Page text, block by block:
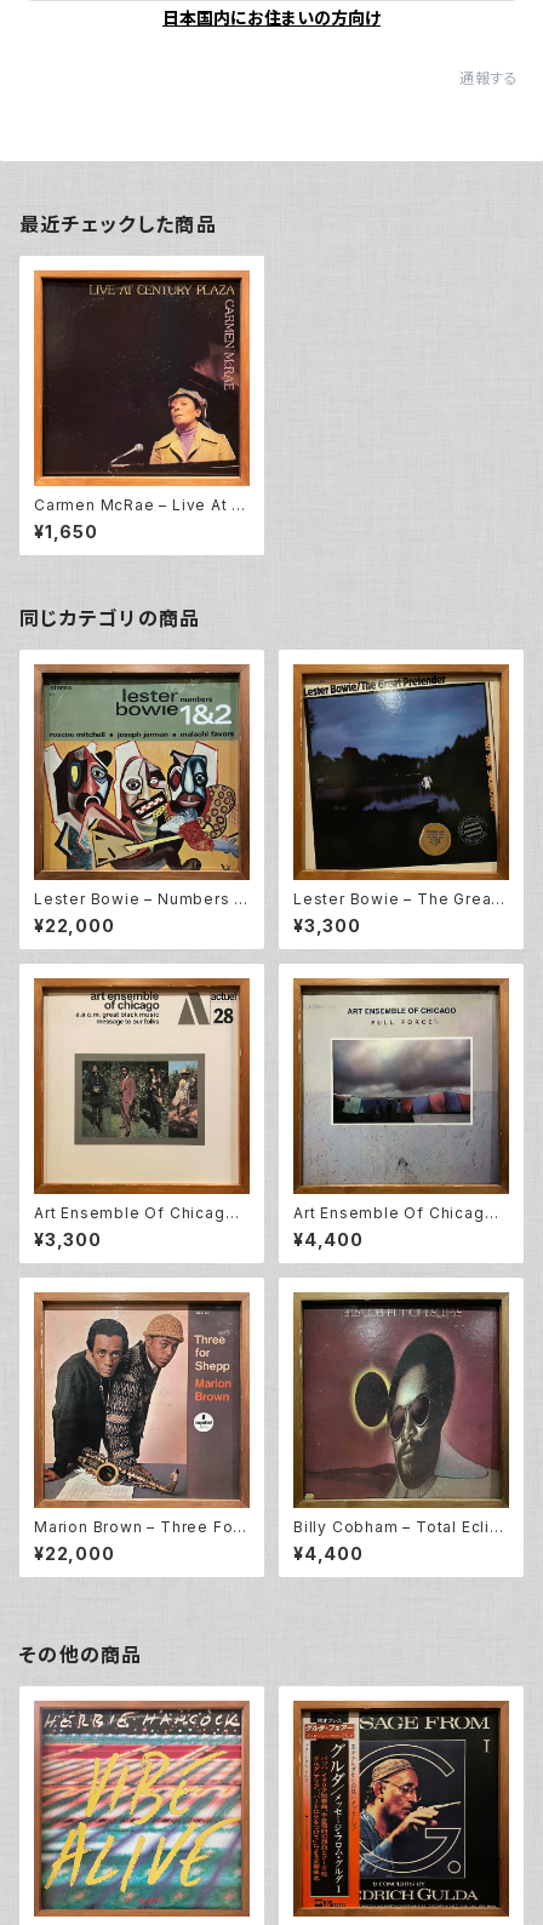
日本国内にお住まいの方向け
通報する
最近チェックした商品
Carmen McRae – Live At C
entury Plaza (LP)
¥1,650
同じカテゴリの商品
Lester Bowie – Numbers 1
&2 (LP)
¥22,000
Lester Bowie – The Great
Pretender (LP)
¥3,300
Art Ensemble Of Chicago –
Message To Our Folks (L
P)
¥3,300
Art Ensemble Of Chicago –
Full Force (LP)
¥4,400
Marion Brown – Three For
Shepp (LP)
¥22,000
Billy Cobham – Total Eclip
se (LP)
¥4,400
その他の商品